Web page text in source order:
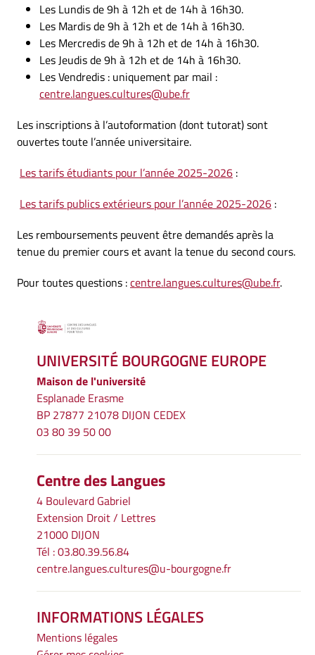
Les Lundis de 9h à 12h et de 14h à 16h30.
Les Mardis de 9h à 12h et de 14h à 16h30.
Les Mercredis de 9h à 12h et de 14h à 16h30.
Les Jeudis de 9h à 12h et de 14h à 16h30.
Les Vendredis : uniquement par mail :
centre.langues.cultures@ube.fr
Les inscriptions à l’autoformation (dont tutorat) sont
ouvertes toute l’année universitaire.
Les tarifs étudiants pour l’année 2025-2026 :
Les tarifs publics extérieurs pour l’année 2025-2026 :
Les remboursements peuvent être demandés après la
tenue du premier cours et avant la tenue du second cours.
Pour toutes questions :centre.langues.cultures@ube.fr.
UNIVERSITÉ BOURGOGNE EUROPE
Maison de l'université
Esplanade Erasme
BP 27877 21078 DIJON CEDEX
03 80 39 50 00
Centre des Langues
4 Boulevard Gabriel
Extension Droit / Lettres
21000 DIJON
Tél : 03.80.39.56.84
centre.langues.cultures@u-bourgogne.fr
INFORMATIONS LÉGALES
Mentions légales